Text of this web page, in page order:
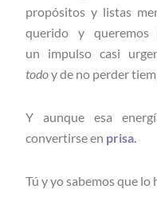
propósitos y listas
querido y
un impulso casi
todoy de no perder
Y aunque esa
convertirse en prisa.
Tú y yo sabemos que lo